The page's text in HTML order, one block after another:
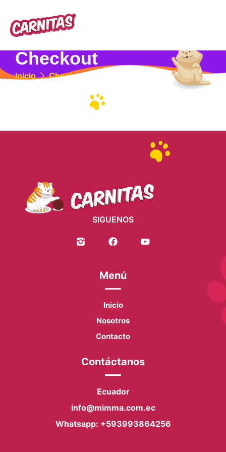
Checkout
Inicio Checkout
SIGUENOS
Menú
Inicio
Nosotros
Contacto
Contáctanos
Ecuador
info@mimma.com.ec
Whatsapp: +593993864256